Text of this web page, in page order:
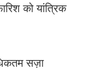
को यांत्रिक
सज़ा